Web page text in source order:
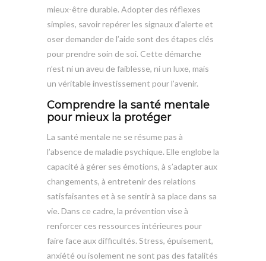
mieux-être durable. Adopter des réflexes
simples, savoir repérer les signaux d’alerte et
oser demander de l’aide sont des étapes clés
pour prendre soin de soi. Cette démarche
n’est ni un aveu de faiblesse, ni un luxe, mais
un véritable investissement pour l’avenir.
Comprendre la santé mentale
pour mieux la protéger
La santé mentale ne se résume pas à
l’absence de maladie psychique. Elle englobe la
capacité à gérer ses émotions, à s’adapter aux
changements, à entretenir des relations
satisfaisantes et à se sentir à sa place dans sa
vie. Dans ce cadre, la prévention vise à
renforcer ces ressources intérieures pour
faire face aux difficultés. Stress, épuisement,
anxiété ou isolement ne sont pas des fatalités